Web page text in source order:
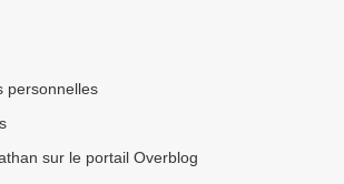
personnelles
sur le portail Overblog